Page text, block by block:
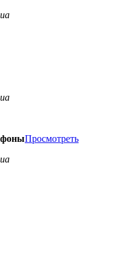
Просмотреть